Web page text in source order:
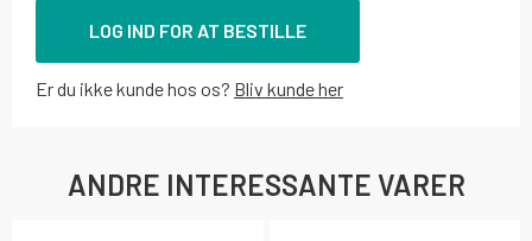
LOG IND FOR AT BESTILLE
Er du ikke kunde hos os? Bliv kunde her
ANDRE INTERESSANTE VARER